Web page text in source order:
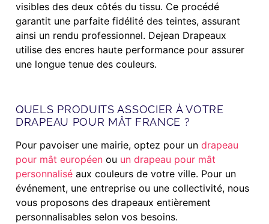
visibles des deux côtés du tissu. Ce procédé
garantit une parfaite fidélité des teintes, assurant
ainsi un rendu professionnel. Dejean Drapeaux
utilise des encres haute performance pour assurer
une longue tenue des couleurs.
QUELS PRODUITS ASSOCIER À VOTRE
DRAPEAU POUR MÂT FRANCE ?
Pour pavoiser une mairie, optez pour un drapeau
pour mât européen ou un drapeau pour mât
personnalisé aux couleurs de votre ville. Pour un
événement, une entreprise ou une collectivité, nous
vous proposons des drapeaux entièrement
personnalisables selon vos besoins.